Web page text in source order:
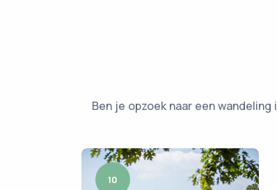
Ben je opzoek naar een
10